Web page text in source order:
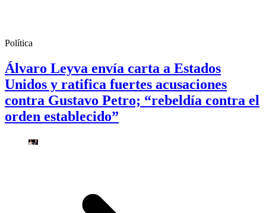
Política
Álvaro Leyva envía carta a Estados
Unidos y ratifica fuertes acusaciones
contra Gustavo Petro; “rebeldía contra el
orden establecido”